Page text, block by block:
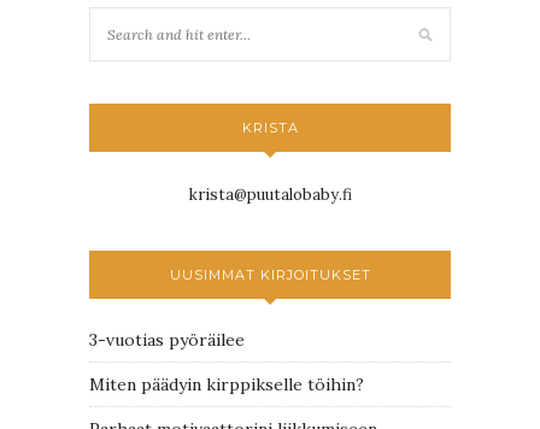
KRISTA
krista@puutalobaby.fi
UUSIMMAT KIRJOITUKSET
3-vuotias pyöräilee
Miten päädyin kirppikselle töihin?